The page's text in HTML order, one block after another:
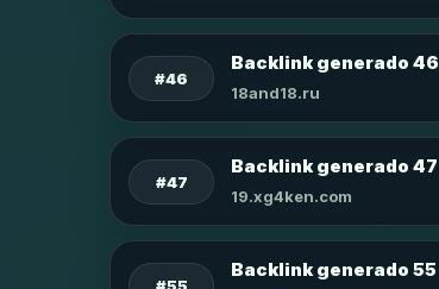
#46
Backlink generado 46
18and18.ru
#47
Backlink generado 47
19.xg4ken.com
#55
Backlink generado 55